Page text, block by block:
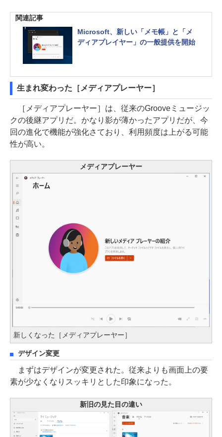
関連記事
Microsoft、新しい「メモ帳」と「メ
ディアプレイヤー」の一般提供を開始
生まれ変わった［メディアプレーヤー］
［メディアプレーヤー］は、従来のGrooveミュージッ
クの後継アプリだ。かなり影が薄かったアプリだが、今
回の進化で機能が強化さており、利用頻度は上がる可能
性が高い。
メディアプレーヤー
新しくなった［メディアプレーヤー］
デザイン変更
まずはデザインが変更された。従来よりも画面上の要
素が少なくなりスッキリとした印象になった。
新旧の見た目の違い